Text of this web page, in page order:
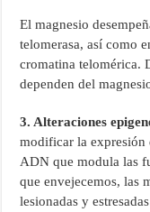
El magnesio
telomerasa, así como
cromatina telomérica.
dependen del
3. Alteraciones
modificar la expresión
ADN que modula las
que envejecemos, las
lesionadas y